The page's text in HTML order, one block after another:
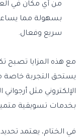
من أي مكان في
بسهولة مما
سريع وفعال.
مع هذه المزايا تصبح
يستحق التجربة خاصة
الإلكتروني مثل
بخدمات تسويقية
في الختام، يعتمد تحديد